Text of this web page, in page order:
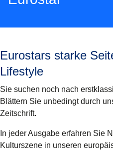
Eurostars starke
Lifestyle
Sie suchen noch nach
Blättern Sie unbedingt durch
Zeitschrift.
In jeder Ausgabe erfahren Sie
Kulturszene in unseren